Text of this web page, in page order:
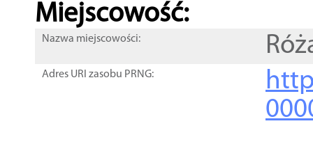
Miejscowość:
Nazwa miejscowości:
Adres URI zasobu PRNG: